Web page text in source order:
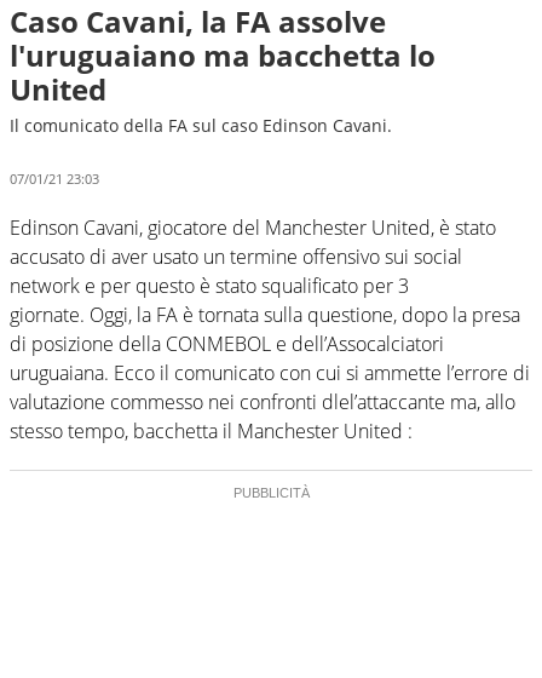
Caso Cavani, la FA assolve
l'uruguaiano ma bacchetta lo
United
Il comunicato della FA sul caso Edinson Cavani.
07/01/21 23:03
Edinson Cavani, giocatore del Manchester United, è stato
accusato di aver usato un termine offensivo sui social
network e per questo è stato squalificato per 3
giornate. Oggi, la FA è tornata sulla questione, dopo la presa
di posizione della CONMEBOL e dell’Assocalciatori
uruguaiana. Ecco il comunicato con cui si ammette l’errore di
valutazione commesso nei confronti dlel’attaccante ma, allo
stesso tempo, bacchetta il Manchester United :